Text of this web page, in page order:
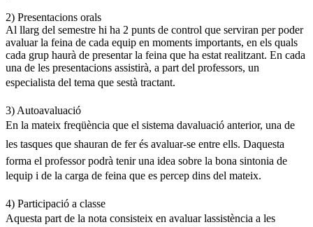
2) Presentacions orals
Al llarg del semestre hi ha 2 punts de control que serviran per poder
avaluar la feina de cada equip en moments importants, en els quals
cada grup haurà de presentar la feina que ha estat realitzant. En cada
una de les presentacions assistirà, a part del professors, un
especialista del tema que sestà tractant.
3) Autoavaluació
En la mateix freqüència que el sistema davaluació anterior, una de
les tasques que shauran de fer és avaluar-se entre ells. Daquesta
forma el professor podrà tenir una idea sobre la bona sintonia de
lequip i de la carga de feina que es percep dins del mateix.
4) Participació a classe
Aquesta part de la nota consisteix en avaluar lassistència a les